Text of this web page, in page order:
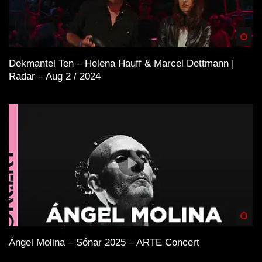
Dekmantel Ten – Helena Hauff & Marcel Dettmann |
Radar – Aug 2 / 2024
Ángel Molina – Sónar 2025 – ARTE Concert